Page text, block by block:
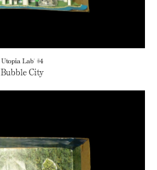
Utopia Lab' #4
Bubble City